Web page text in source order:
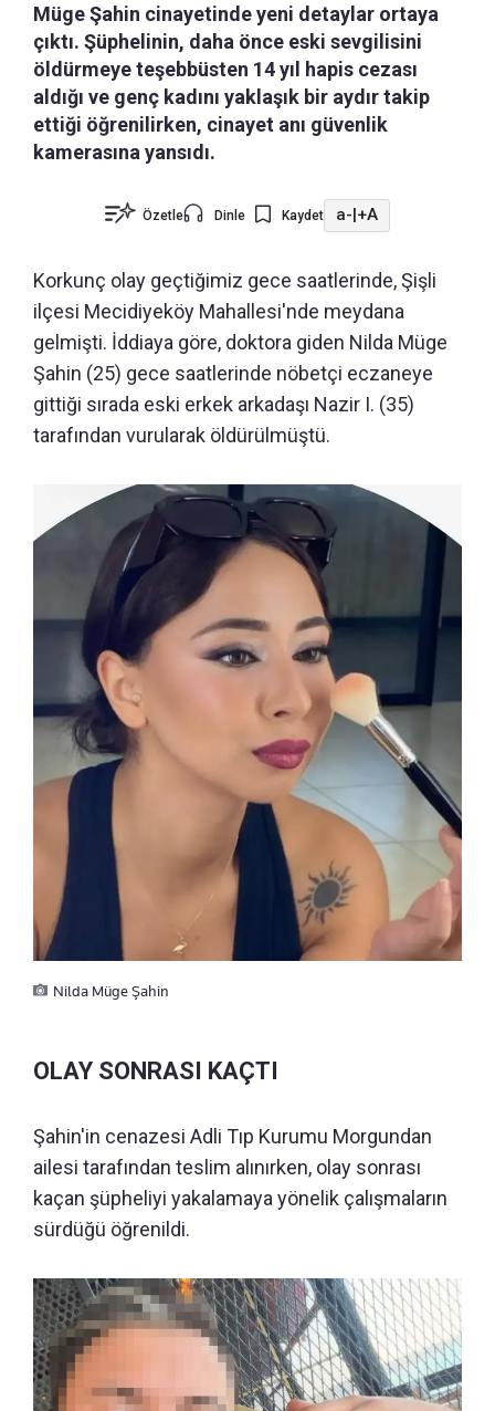
Müge Şahin cinayetinde yeni detaylar ortaya
çıktı. Şüphelinin, daha önce eski sevgilisini
öldürmeye teşebbüsten 14 yıl hapis cezası
aldığı ve genç kadını yaklaşık bir aydır takip
ettiği öğrenilirken, cinayet anı güvenlik
kamerasına yansıdı.
Özetle Dinle Kaydet a- +A
Korkunç olay geçtiğimiz gece saatlerinde, Şişli
ilçesi Mecidiyeköy Mahallesi'nde meydana
gelmişti. İddiaya göre, doktora giden Nilda Müge
Şahin (25) gece saatlerinde nöbetçi eczaneye
gittiği sırada eski erkek arkadaşı Nazir I. (35)
tarafından vurularak öldürülmüştü.
Nilda Müge Şahin
OLAY SONRASI KAÇTI
Şahin'in cenazesi Adli Tıp Kurumu Morgundan
ailesi tarafından teslim alınırken, olay sonrası
kaçan şüpheliyi yakalamaya yönelik çalışmaların
sürdüğü öğrenildi.